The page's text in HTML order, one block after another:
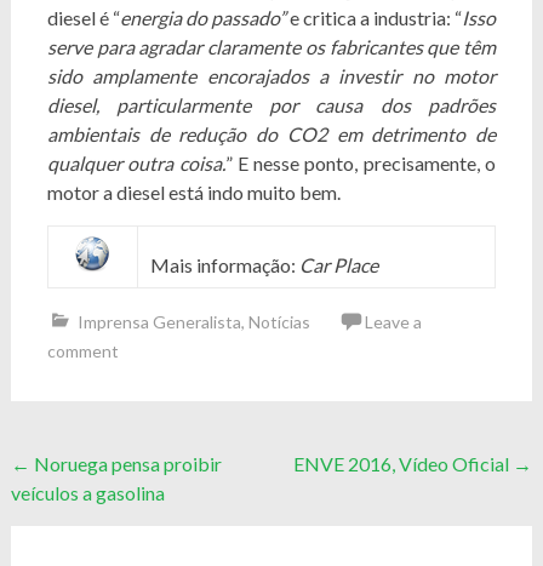
diesel é “energia do passado”e critica a industria: “Isso
serve para agradar claramente os fabricantes que têm
sido amplamente encorajados a investir no motor
diesel, particularmente por causa dos padrões
ambientais de redução do CO2 em detrimento de
qualquer outra coisa.” E nesse ponto, precisamente, o
motor a diesel está indo muito bem.
Mais informação: Car Place
Imprensa Generalista, Notícias
Leave a
comment
Post
navigation
← Noruega pensa proibir
veículos a gasolina
ENVE 2016, Vídeo Oficial →